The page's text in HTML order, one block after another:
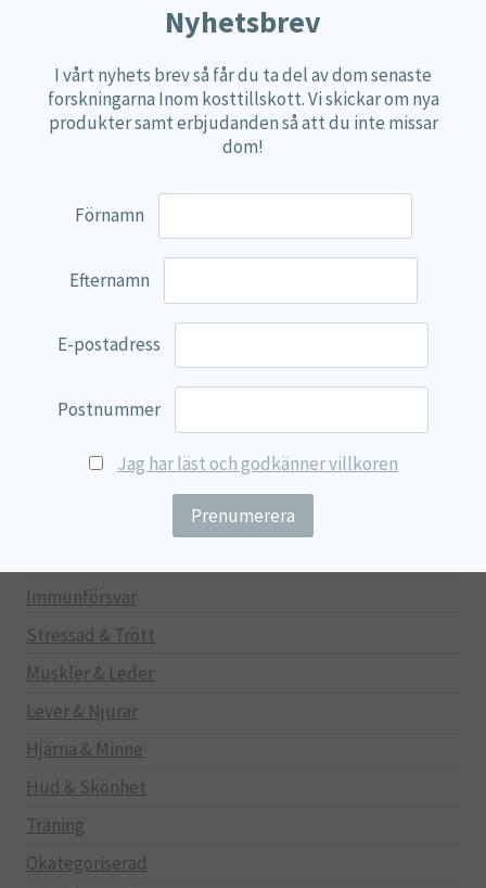
Övriga kosttillskott
100% Natural
EVP Nutrition
Multi Nutrient
Lamberts
Svenska Örtmedicinska Institutet
Green Trade
Immunförsvar
Stressad & Trött
Muskler & Leder
Lever & Njurar
Hjärna & Minne
Hud & Skönhet
Träning
Okategoriserad
Nyhetsbrev
I vårt nyhets brev så får du ta del av dom senaste
forskningarna Inom kosttillskott. Vi skickar om nya
produkter samt erbjudanden så att du inte missar
dom!
Förnamn
Efternamn
E-postadress
Postnummer
Jag har läst och godkänner villkoren